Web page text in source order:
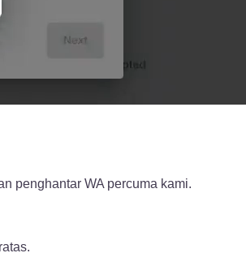
penghantar WA percuma kami.